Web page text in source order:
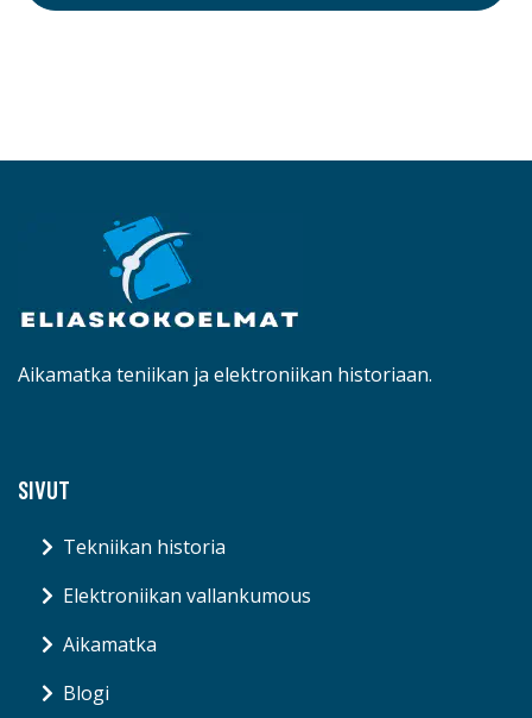
Aikamatka teniikan ja elektroniikan historiaan.
SIVUT
Tekniikan historia
Elektroniikan vallankumous
Aikamatka
Blogi